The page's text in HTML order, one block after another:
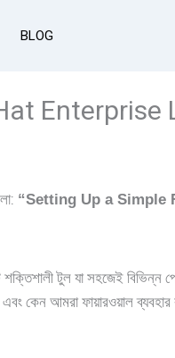
BLOG
Enterprise
“Setting Up a
টুল যা সহজেই বিভিন্ন
আমরা ফায়ারওয়াল ব্যবহার